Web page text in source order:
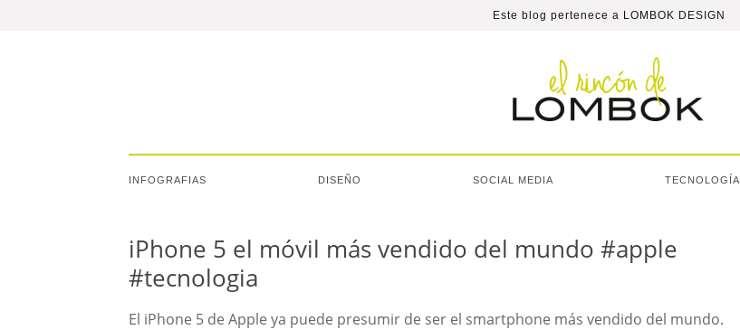
Este blog pertenece a LOMBOK DESIGN
INFOGRAFIAS DISEÑO SOCIAL MEDIA TECNOLOGÍA
iPhone 5 el móvil más vendido del mundo #apple
#tecnologia
El iPhone 5 de Apple ya puede presumir de ser el smartphone más vendido del mundo.